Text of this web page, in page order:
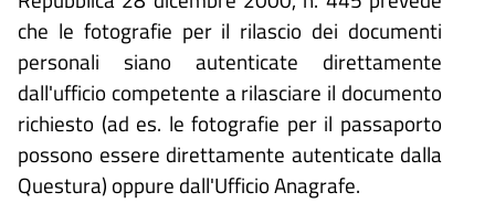
che le fotografie per il rilascio dei documenti
personali siano autenticate direttamente
dall'ufficio competente a rilasciare il documento
richiesto (ad es. le fotografie per il passaporto
possono essere direttamente autenticate dalla
Questura) oppure dall'Ufficio Anagrafe.